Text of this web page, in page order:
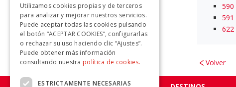
590
591
622
Volver
Utilizamos cookies propias y de terceros
para analizar y mejorar nuestros servicios.
Puede aceptar todas las cookies pulsando
el botón “ACEPTAR COOKIES”, configurarlas
o rechazar su uso haciendo clic “Ajustes”.
Puede obtener más información
consultando nuestra política de cookies.
ESTRICTAMENTE NECESARIAS